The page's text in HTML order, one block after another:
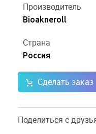
Производитель
Bioakneroll
Страна
Россия
Сделать заказ
Поделиться с